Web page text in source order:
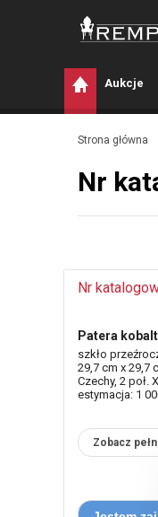
Aukcje
Strona główna
Nr
Nr
Patera
szkło
29,7 cm x 29,7
Czechy, 2 poł.
estymacja: 1
Zobacz